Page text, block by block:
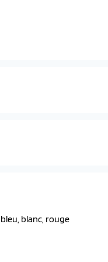
et intersections)
blanc, rouge